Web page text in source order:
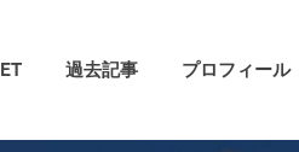
過去記事 プロフィール